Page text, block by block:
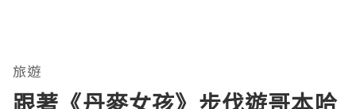
旅遊